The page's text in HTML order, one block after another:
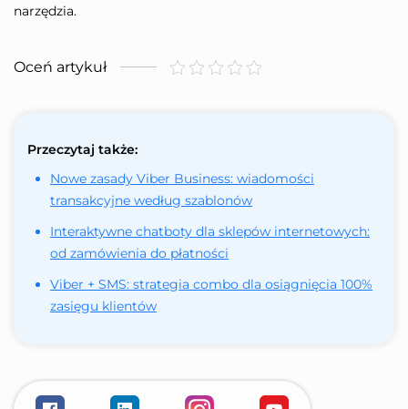
narzędzia.
Oceń artykuł
Przeczytaj także:
Nowe zasady Viber Business: wiadomości
transakcyjne według szablonów
Interaktywne chatboty dla sklepów internetowych:
od zamówienia do płatności
Viber + SMS: strategia combo dla osiągnięcia 100%
zasięgu klientów